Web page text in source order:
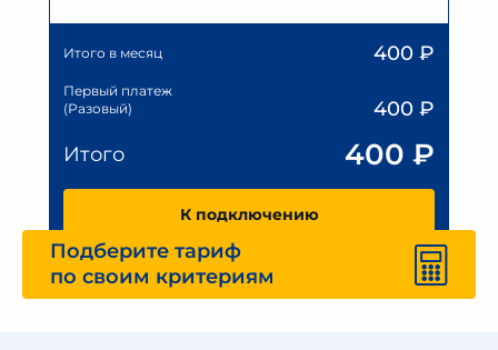
Итого в месяц 400 ₽
Первый платеж
(Разовый)
400 ₽
Итого
400 ₽
К подключению
Подберите тариф
по своим критериям